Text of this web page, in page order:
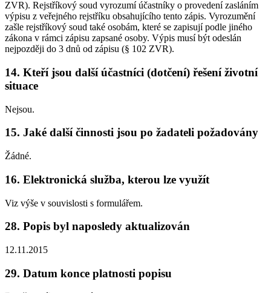
ZVR). Rejstříkový soud vyrozumí účastníky o provedení zasláním
výpisu z veřejného rejstříku obsahujícího tento zápis. Vyrozumění
zašle rejstříkový soud také osobám, které se zapisují podle jiného
zákona v rámci zápisu zapsané osoby. Výpis musí být odeslán
nejpozději do 3 dnů od zápisu (§ 102 ZVR).
14. Kteří jsou další účastníci (dotčení) řešení životní
situace
Nejsou.
15. Jaké další činnosti jsou po žadateli požadovány
Žádné.
16. Elektronická služba, kterou lze využít
Viz výše v souvislosti s formulářem.
28. Popis byl naposledy aktualizován
12.11.2015
29. Datum konce platnosti popisu